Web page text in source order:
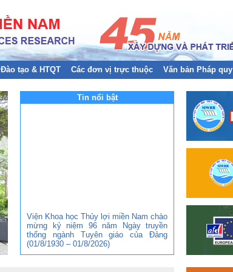
Đào tạo & HTQT Các đơn vị trực thuộc Văn bản Pháp quy
Tin nổi bật
Viện Khoa học Thủy lợi miền Nam chào
mừng kỷ niệm 96 năm Ngày truyền
thống ngành Tuyên giáo của Đảng
(01/8/1930 – 01/8/2026)
Đảng bộ Viện Khoa học Thủy lợi miền